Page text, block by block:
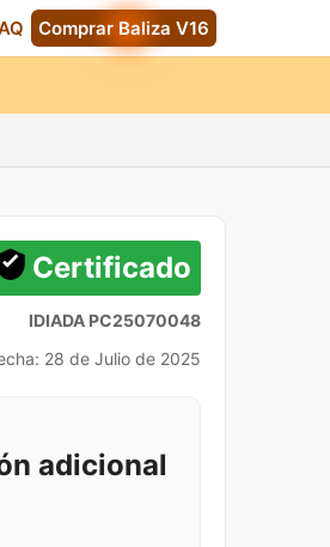
Comprar Baliza V16
Certificado
IDIADA PC25070048
28 de Julio de 2025
adicional